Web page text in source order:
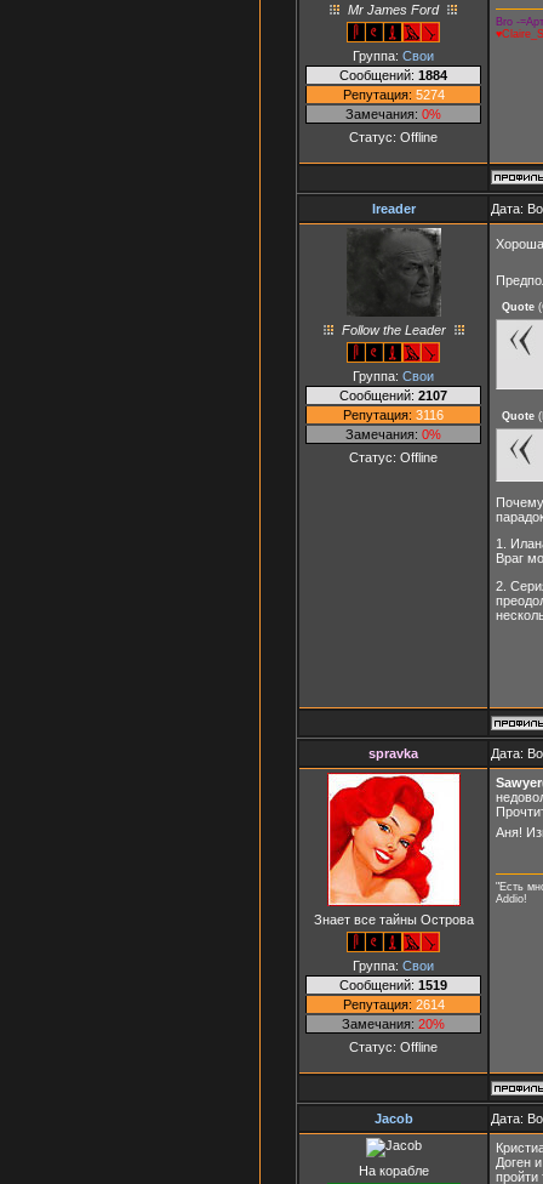
Mr James Ford
Группа: Свои
Сообщений: 1884
Репутация: 5274
Замечания: 0%
Статус: Offline
Bro -
Ireader Дата:
Follow the Leader
Группа: Свои
Сообщений: 2107
Репутация: 3116
Замечания: 0%
Статус: Offline
Quote (
Quote (
1.
Враг
2.
spravka Дата:
Знает все тайны Острова
Группа: Свои
Сообщений: 1519
Репутация: 2614
Замечания: 20%
Статус: Offline
Аня!
"Есть
Addio!
Jaсоb Дата:
На корабле
Доген
пройти